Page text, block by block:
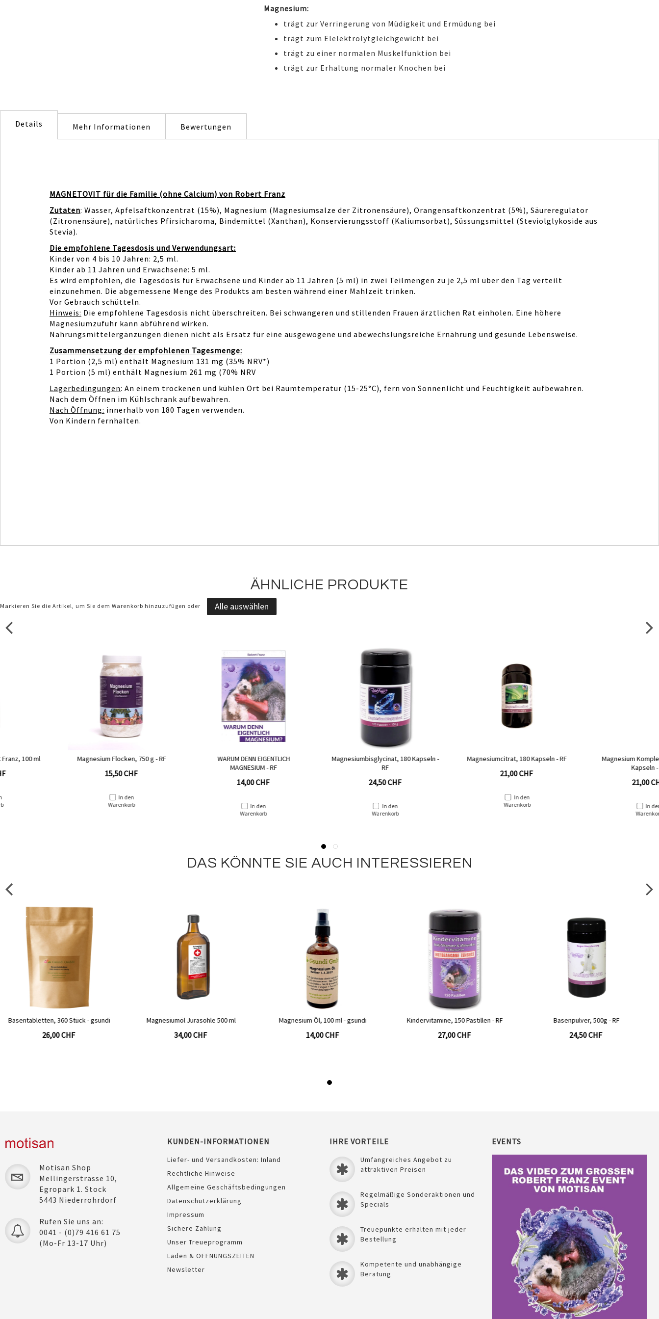
Magnesium:
trägt zur Verringerung von Müdigkeit und Ermüdung bei
trägt zum Elelektrolytgleichgewicht bei
trägt zu einer normalen Muskelfunktion bei
trägt zur Erhaltung normaler Knochen bei
Details
MAGNETOVIT für die Familie (ohne Calcium) von Robert Franz
Zutaten: Wasser, Apfelsaftkonzentrat (15%), Magnesium (Magnesiumsalze der Zitronensäure), Orangensaftkonzentrat (5%), Säureregulator
(Zitronensäure), natürliches Pfirsicharoma, Bindemittel (Xanthan), Konservierungsstoff (Kaliumsorbat), Süssungsmittel (Steviolglykoside aus
Stevia).
Die empfohlene Tagesdosis und Verwendungsart:
Kinder von 4 bis 10 Jahren: 2,5 ml.
Kinder ab 11 Jahren und Erwachsene: 5 ml.
Es wird empfohlen, die Tagesdosis für Erwachsene und Kinder ab 11 Jahren (5 ml) in zwei Teilmengen zu je 2,5 ml über den Tag verteilt
einzunehmen. Die abgemessene Menge des Produkts am besten während einer Mahlzeit trinken.
Vor Gebrauch schütteln.
Hinweis: Die empfohlene Tagesdosis nicht überschreiten. Bei schwangeren und stillenden Frauen ärztlichen Rat einholen. Eine höhere
Magnesiumzufuhr kann abführend wirken.
Nahrungsmittelergänzungen dienen nicht als Ersatz für eine ausgewogene und abewechslungsreiche Ernährung und gesunde Lebensweise.
Zusammensetzung der empfohlenen Tagesmenge:
1 Portion (2,5 ml) enthält Magnesium 131 mg (35% NRV*)
1 Portion (5 ml) enthält Magnesium 261 mg (70% NRV
Lagerbedingungen: An einem trockenen und kühlen Ort bei Raumtemperatur (15-25°C), fern von Sonnenlicht und Feuchtigkeit aufbewahren.
Nach dem Öffnen im Kühlschrank aufbewahren.
Nach Öffnung: innerhalb von 180 Tagen verwenden.
Von Kindern fernhalten.
Mehr Informationen Bewertungen
ÄHNLICHE PRODUKTE
Markieren Sie die Artikel, um Sie dem Warenkorb hinzuzufügen oder Alle auswählen
Magnesium Flocken, 750 g - RF
WARUM DENN EIGENTLICH
Magnesiumbisglycinat, 180 Kapseln -
Magnesiumcitrat, 180 Kapseln - RF
Magnesium Komplex 8-Fach, 180
DAS KÖNNTE SIE AUCH INTERESSIEREN
Magnesiumöl Jurasohle 500 ml
34,00 CHF
Magnesium Öl, 100 ml - gsundi
14,00 CHF
Kindervitamine, 150 Pastillen - RF
27,00 CHF
Basenpulver, 500g - RF
24,50 CHF
Basentabletten, 360 Stück - gsundi
26,00 CHF
Motisan Shop
Mellingerstrasse 10,
Egropark 1. Stock
5443 Niederrohrdorf
Rufen Sie uns an:
0041 - (0)79 416 61 75
(Mo-Fr 13-17 Uhr)
KUNDEN-INFORMATIONEN
Liefer- und Versandkosten: Inland
Rechtliche Hinweise
Allgemeine Geschäftsbedingungen
Datenschutzerklärung
Impressum
Sichere Zahlung
Unser Treueprogramm
Laden & ÖFFNUNGSZEITEN
Newsletter
IHRE VORTEILE
Umfangreiches Angebot zu
attraktiven Preisen
Regelmäßige Sonderaktionen und
Specials
Treuepunkte erhalten mit jeder
Bestellung
Kompetente und unabhängige
Beratung
EVENTS